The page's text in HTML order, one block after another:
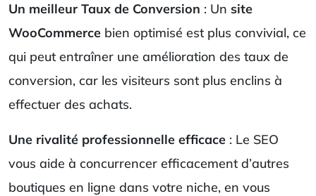
Un meilleur Taux de Conversion : Un site
WooCommerce bien optimisé est plus convivial, ce
qui peut entraîner une amélioration des taux de
conversion, car les visiteurs sont plus enclins à
effectuer des achats.
Une rivalité professionnelle efficace : Le SEO
vous aide à concurrencer efficacement d’autres
boutiques en ligne dans votre niche, en vous